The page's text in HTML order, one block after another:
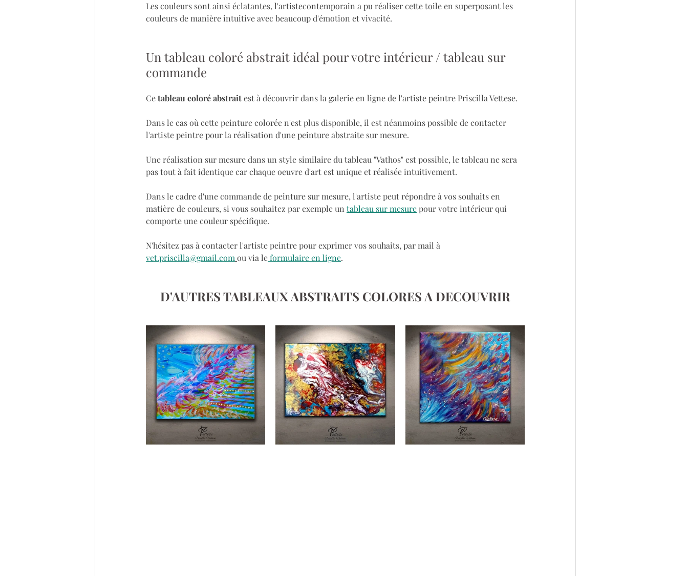
Les couleurs sont ainsi éclatantes, l'artistecontemporain a pu réaliser cette toile en superposant les
couleurs de manière intuitive avec beaucoup d'émotion et vivacité.
Un tableau coloré abstrait idéal pour votre intérieur / tableau sur
commande
Ce tableau coloré abstrait est à découvrir dans la galerie en ligne de l'artiste peintre Priscilla Vettese.
Dans le cas où cette peinture colorée n'est plus disponible, il est néanmoins possible de contacter
l'artiste peintre pour la réalisation d'une peinture abstraite sur mesure.
Une réalisation sur mesure dans un style similaire du tableau "Vathos" est possible, le tableau ne sera
pas tout à fait identique car chaque oeuvre d'art est unique et réalisée intuitivement.
Dans le cadre d'une commande de peinture sur mesure, l'artiste peut répondre à vos souhaits en
matière de couleurs, si vous souhaitez par exemple un tableau sur mesure pour votre intérieur qui
comporte une couleur spécifique.
N'hésitez pas à contacter l'artiste peintre pour exprimer vos souhaits, par mail à
vet.priscilla@gmail.com ou via le formulaire en ligne.
D'AUTRES TABLEAUX ABSTRAITS COLORES A DECOUVRIR